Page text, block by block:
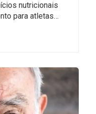
nutricionais
para atletas…